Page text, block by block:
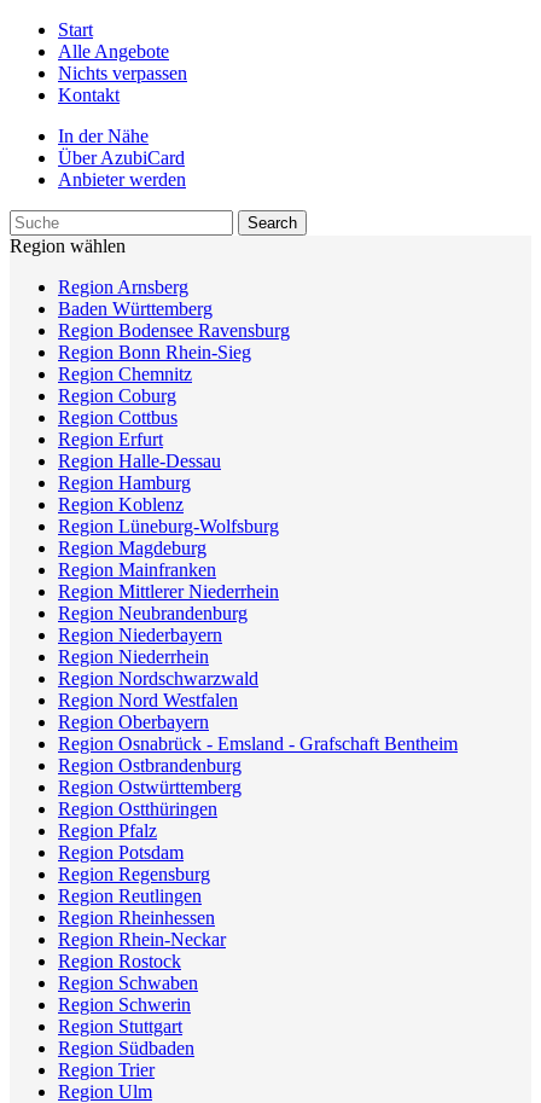
Start
Alle Angebote
Nichts verpassen
Kontakt
In der Nähe
Über AzubiCard
Anbieter werden
Region wählen
Region Arnsberg
Baden Württemberg
Region Bodensee Ravensburg
Region Bonn Rhein-Sieg
Region Chemnitz
Region Coburg
Region Cottbus
Region Erfurt
Region Halle-Dessau
Region Hamburg
Region Koblenz
Region Lüneburg-Wolfsburg
Region Magdeburg
Region Mainfranken
Region Mittlerer Niederrhein
Region Neubrandenburg
Region Niederbayern
Region Niederrhein
Region Nordschwarzwald
Region Nord Westfalen
Region Oberbayern
Region Osnabrück - Emsland - Grafschaft Bentheim
Region Ostbrandenburg
Region Ostwürttemberg
Region Ostthüringen
Region Pfalz
Region Potsdam
Region Regensburg
Region Reutlingen
Region Rheinhessen
Region Rhein-Neckar
Region Rostock
Region Schwaben
Region Schwerin
Region Stuttgart
Region Südbaden
Region Trier
Region Ulm